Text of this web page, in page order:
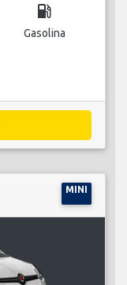
local_gas_station
Gasolina
MINI